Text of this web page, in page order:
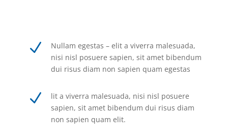
N
Nullam egestas – elit a viverra malesuada,
nisi nisl posuere sapien, sit amet bibendum
dui risus diam non sapien quam egestas
N
lit a viverra malesuada, nisi nisl posuere
sapien, sit amet bibendum dui risus diam
non sapien quam elit.